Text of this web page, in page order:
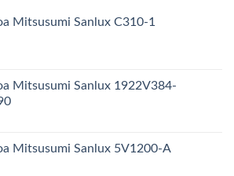
Mitsusumi Sanlux C310-1
Mitsusumi Sanlux 1922V384-
Mitsusumi Sanlux 5V1200-A